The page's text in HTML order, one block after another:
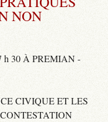
NON
h 30 À PREMIAN -
CIVIQUE ET LES